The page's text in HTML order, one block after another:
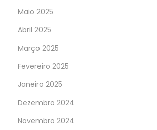
Maio 2025
Abril 2025
Março 2025
Fevereiro 2025
Janeiro 2025
Dezembro 2024
Novembro 2024